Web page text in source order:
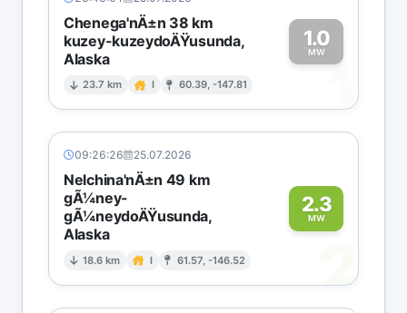
Chenega'nÄ±n 38 km
kuzey-kuzeydoÄŸusunda,
Alaska
23.7 km I 60.39, -147.81
1.0
MW
1
09:26:26 25.07.2026
Nelchina'nÄ±n 49 km
gÃ¼ney-
gÃ¼neydoÄŸusunda,
Alaska
18.6 km I 61.57, -146.52
2.3
MW
2